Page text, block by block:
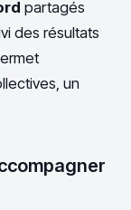
partagés
des résultats
un